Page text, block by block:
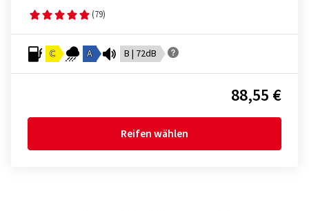
(79)
C A B | 72dB
88,55 €
Reifen wählen